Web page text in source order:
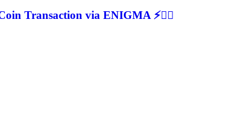
Transaction via ENIGMA ⚡🕵‍♂